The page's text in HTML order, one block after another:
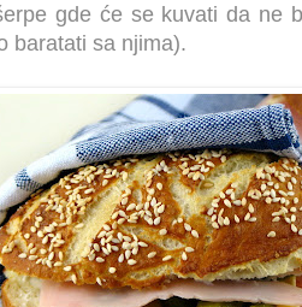
gde će se kuvati da ne
baratati sa njima).